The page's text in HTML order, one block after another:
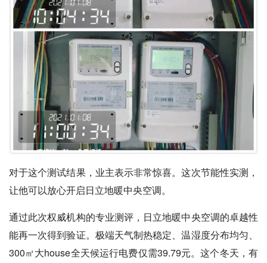
对于这个测试结果，业主表示非常惊喜。这次节能性实测，
让他可以放心开启日立地暖中央空调。
通过此次权威机构的专业测评，日立地暖中央空调的卓越性
能再一次得到验证。极端天气制热稳定、温湿度分布均匀、
300㎡大house全天候运行电费仅需39.79元。这个冬天，有